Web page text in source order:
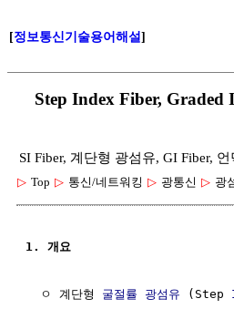
[정보통신기술용어해설]
Step Index Fiber,
SI Fiber, 계단형 광섬유, GI Fiber,
▷ Top ▷ 통신/네트워킹 ▷ 광통신 ▷ 광
1. 개요
  ㅇ 계단형
굴절률 광섬유 (Step